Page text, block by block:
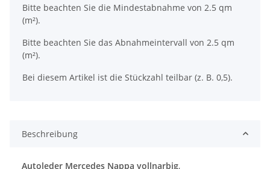
x
Bitte beachten Sie die Mindestabnahme von 2.5 qm
(m²).
Bitte beachten Sie das Abnahmeintervall von 2.5 qm
(m²).
Bei diesem Artikel ist die Stückzahl teilbar (z. B. 0,5).
Beschreibung
Autoleder Mercedes Nappa vollnarbig,